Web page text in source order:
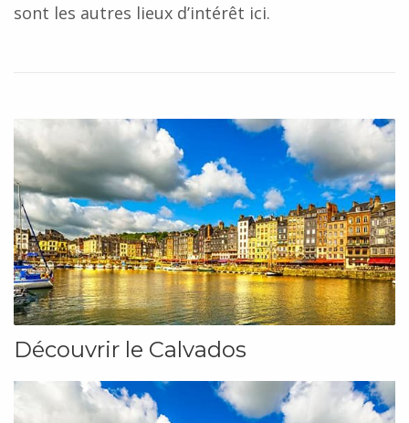
sont les autres lieux d’intérêt ici.
Découvrir le Calvados